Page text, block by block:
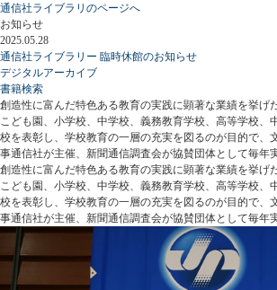
通信社ライブラリのページへ
お知らせ
2025.05.28
通信社ライブラリー 臨時休館のお知らせ
デジタルアーカイブ
書籍検索
創造性に富んだ特色ある教育の実践に顕著な業績を挙げ
こども園、小学校、中学校、義務教育学校、高等学校、
校を表彰し、学校教育の一層の充実を図るのが目的で、
事通信社が主催、新聞通信調査会が協賛団体として毎年
創造性に富んだ特色ある教育の実践に顕著な業績を挙げ
こども園、小学校、中学校、義務教育学校、高等学校、
校を表彰し、学校教育の一層の充実を図るのが目的で、
事通信社が主催、新聞通信調査会が協賛団体として毎年